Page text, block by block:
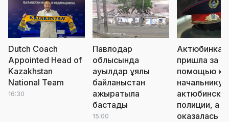
Dutch Coach
Appointed Head of
Kazakhstan
National Team
16:30
Павлодар
облысында
ауылдар ұялы
байланыстан
ажыратыла
бастады
15:00
Актюбинка
пришла за
помощью к
начальнику
полиции, а
оказалась в